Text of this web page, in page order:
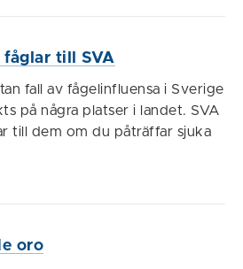
fåglar till SVA
fall av fågelinfluensa i Sverige
på några platser i landet. SVA
till dem om du påträffar sjuka
oro